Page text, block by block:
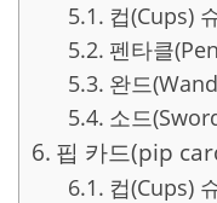
컵(Cups)
펜타클
완드
소드
핍 카드(pip
컵(Cups)